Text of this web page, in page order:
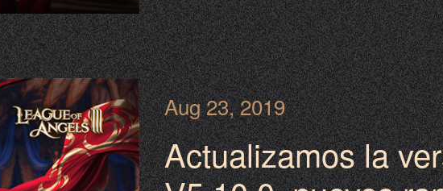
desplazamiento en el juego como
continuación para más detalles.
Aug 23, 2019
Actualizamos la